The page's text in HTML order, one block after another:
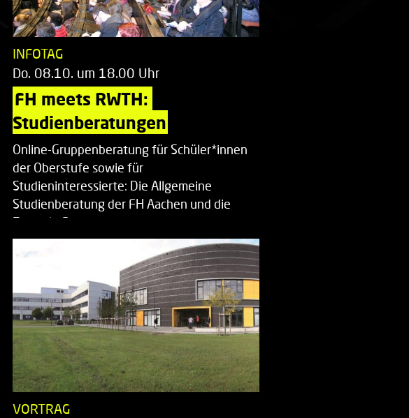
INFOTAG
Do. 08.10. um 18.00 Uhr
FH meets RWTH:
Studienberatungen
Online-Gruppenberatung für Schüler*innen
der Oberstufe sowie für
Studieninteressierte: Die Allgemeine
Studienberatung der FH Aachen und die
Zentrale Studienberatung…
VORTRAG